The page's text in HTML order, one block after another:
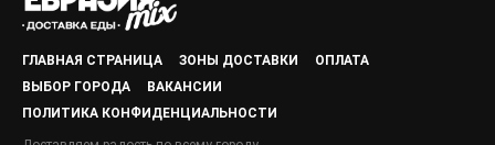
ГЛАВНАЯ СТРАНИЦА ЗОНЫ ДОСТАВКИ
ОПЛАТА
ВЫБОР ГОРОДА
ВАКАНСИИ
ПОЛИТИКА КОНФИДЕНЦИАЛЬНОСТИ